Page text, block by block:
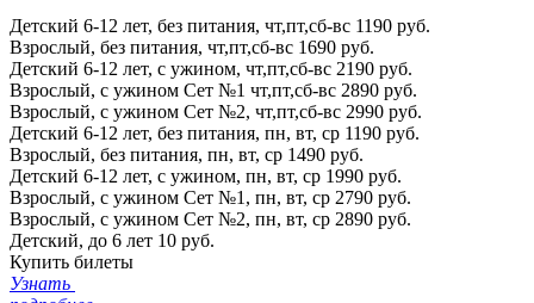
Детский 6-12 лет, без питания, чт,пт,сб-вс 1190 руб.
Взрослый, без питания, чт,пт,сб-вс 1690 руб.
Детский 6-12 лет, с ужином, чт,пт,сб-вс 2190 руб.
Взрослый, с ужином Сет №1 чт,пт,сб-вс 2890 руб.
Взрослый, с ужином Сет №2, чт,пт,сб-вс 2990 руб.
Детский 6-12 лет, без питания, пн, вт, ср 1190 руб.
Взрослый, без питания, пн, вт, ср 1490 руб.
Детский 6-12 лет, с ужином, пн, вт, ср 1990 руб.
Взрослый, с ужином Сет №1, пн, вт, ср 2790 руб.
Взрослый, с ужином Сет №2, пн, вт, ср 2890 руб.
Детский, до 6 лет 10 руб.
Купить билеты
Узнать